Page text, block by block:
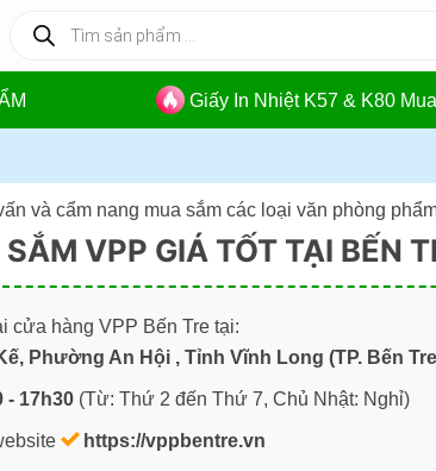
kiếm
phẩm
Giấy In Nhiệt K57 & K80
và cẩm nang mua sắm các loại văn phòng
VPP GIÁ TỐT TẠI BẾN
cửa hàng VPP Bến Tre tại:
Phường An Hội , Tỉnh Vĩnh Long (TP. Bến
- 17h30 (Từ: Thứ 2 đến Thứ 7, Chủ Nhật: Nghỉ)
https://vppbentre.vn